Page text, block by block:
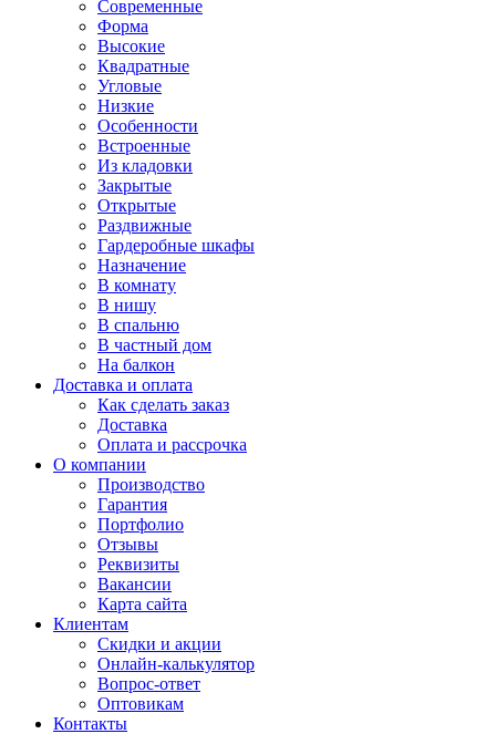
Современные
Форма
Высокие
Квадратные
Угловые
Низкие
Особенности
Встроенные
Из кладовки
Закрытые
Открытые
Раздвижные
Гардеробные шкафы
Назначение
В комнату
В нишу
В спальню
В частный дом
На балкон
Доставка и оплата
Как сделать заказ
Доставка
Оплата и рассрочка
О компании
Производство
Гарантия
Портфолио
Отзывы
Реквизиты
Вакансии
Карта сайта
Клиентам
Скидки и акции
Онлайн-калькулятор
Вопрос-ответ
Оптовикам
Контакты